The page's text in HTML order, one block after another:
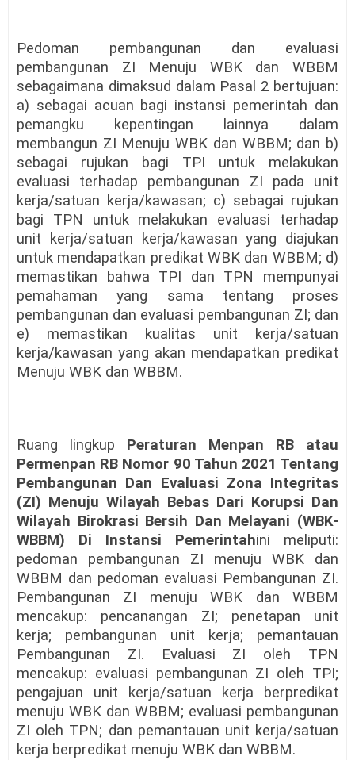
Pedoman pembangunan dan evaluasi
pembangunan ZI Menuju WBK dan WBBM
sebagaimana dimaksud dalam Pasal 2 bertujuan:
a) sebagai acuan bagi instansi pemerintah dan
pemangku kepentingan lainnya dalam
membangun ZI Menuju WBK dan WBBM; dan b)
sebagai rujukan bagi TPI untuk melakukan
evaluasi terhadap pembangunan ZI pada unit
kerja/satuan kerja/kawasan; c) sebagai rujukan
bagi TPN untuk melakukan evaluasi terhadap
unit kerja/satuan kerja/kawasan yang diajukan
untuk mendapatkan predikat WBK dan WBBM; d)
memastikan bahwa TPI dan TPN mempunyai
pemahaman yang sama tentang proses
pembangunan dan evaluasi pembangunan ZI; dan
e) memastikan kualitas unit kerja/satuan
kerja/kawasan yang akan mendapatkan predikat
Menuju WBK dan WBBM.
Ruang lingkup Peraturan Menpan RB atau
Permenpan RB Nomor 90 Tahun 2021 Tentang
Pembangunan Dan Evaluasi Zona Integritas
(ZI) Menuju Wilayah Bebas Dari Korupsi Dan
Wilayah Birokrasi Bersih Dan Melayani (WBK-
WBBM) Di Instansi Pemerintahini meliputi:
pedoman pembangunan ZI menuju WBK dan
WBBM dan pedoman evaluasi Pembangunan ZI.
Pembangunan ZI menuju WBK dan WBBM
mencakup: pencanangan ZI; penetapan unit
kerja; pembangunan unit kerja; pemantauan
Pembangunan ZI. Evaluasi ZI oleh TPN
mencakup: evaluasi pembangunan ZI oleh TPI;
pengajuan unit kerja/satuan kerja berpredikat
menuju WBK dan WBBM; evaluasi pembangunan
ZI oleh TPN; dan pemantauan unit kerja/satuan
kerja berpredikat menuju WBK dan WBBM.